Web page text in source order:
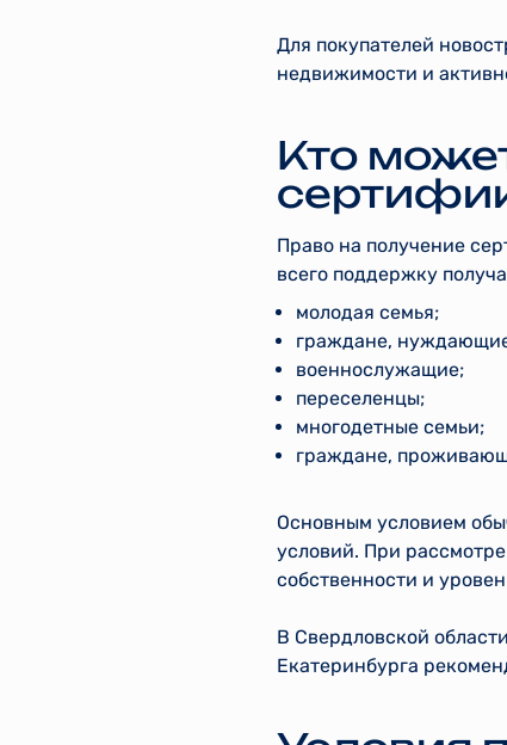
Для покупателей
недвижимости и
Кто
Право на получение
всего поддержку
молодая семья;
граждане,
военнослужащие;
переселенцы;
многодетные семьи;
граждане,
Основным условием
условий. При
собственности и
В Свердловской
Екатеринбурга